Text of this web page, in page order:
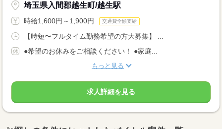
埼玉県入間郡越生町/越生駅
時給1,600円～1,900円 交通費全額支給
【時短〜フルタイム勤務希望の方大募集】 ...
●希望のお休みをご相談ください！ ●家庭...
もっと見る
求人詳細を見る